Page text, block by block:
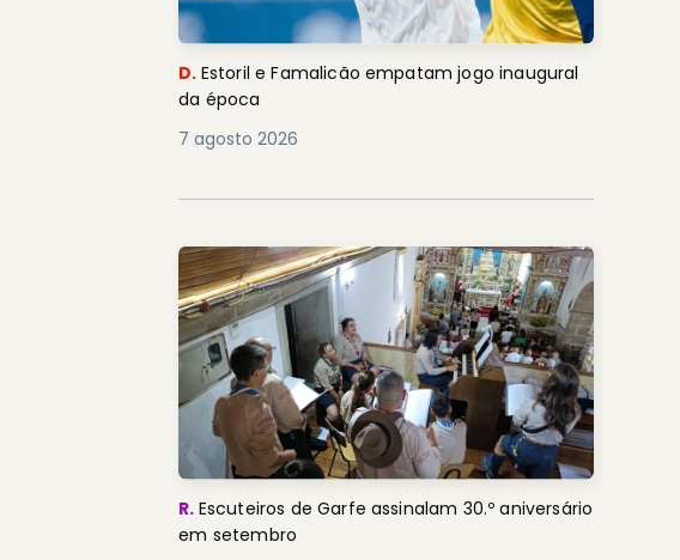
D. Estoril e Famalicão empatam jogo inaugural
da época
7 agosto 2026
R. Escuteiros de Garfe assinalam 30.º aniversário
em setembro